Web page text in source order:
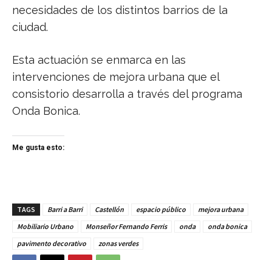
necesidades de los distintos barrios de la
ciudad.
Esta actuación se enmarca en las
intervenciones de mejora urbana que el
consistorio desarrolla a través del programa
Onda Bonica.
Me gusta esto:
TAGS Barri a Barri Castellón espacio público
mejora urbana
Mobiliario Urbano
Monseñor Fernando Ferris onda
onda bonica
pavimento decorativo
zonas verdes